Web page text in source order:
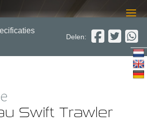
Swift Trawler 35
Delen:
Swift Trawler